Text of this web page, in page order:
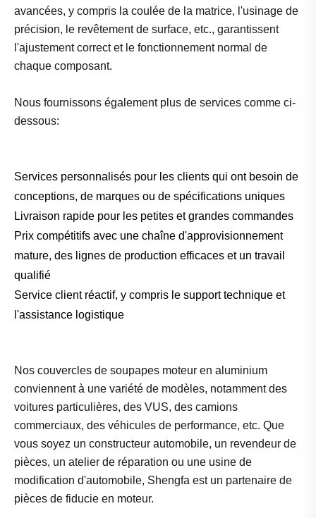
avancées, y compris la coulée de la matrice, l'usinage de
précision, le revêtement de surface, etc., garantissent
l'ajustement correct et le fonctionnement normal de
chaque composant.
Nous fournissons également plus de services comme ci-
dessous:
Services personnalisés pour les clients qui ont besoin de
conceptions, de marques ou de spécifications uniques
Livraison rapide pour les petites et grandes commandes
Prix ​​compétitifs avec une chaîne d'approvisionnement
mature, des lignes de production efficaces et un travail
qualifié
Service client réactif, y compris le support technique et
l'assistance logistique
Nos couvercles de soupapes moteur en aluminium
conviennent à une variété de modèles, notamment des
voitures particulières, des VUS, des camions
commerciaux, des véhicules de performance, etc. Que
vous soyez un constructeur automobile, un revendeur de
pièces, un atelier de réparation ou une usine de
modification d'automobile, Shengfa est un partenaire de
pièces de fiducie en moteur.